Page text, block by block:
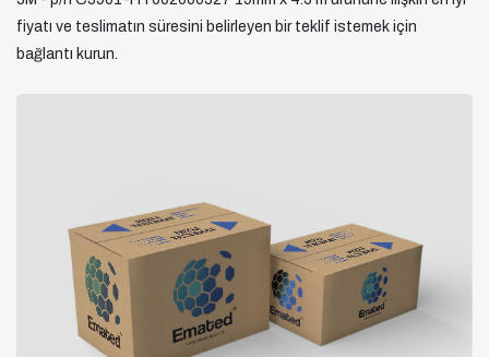
fiyatı ve teslimatın süresini belirleyen bir teklif istemek için
bağlantı kurun.